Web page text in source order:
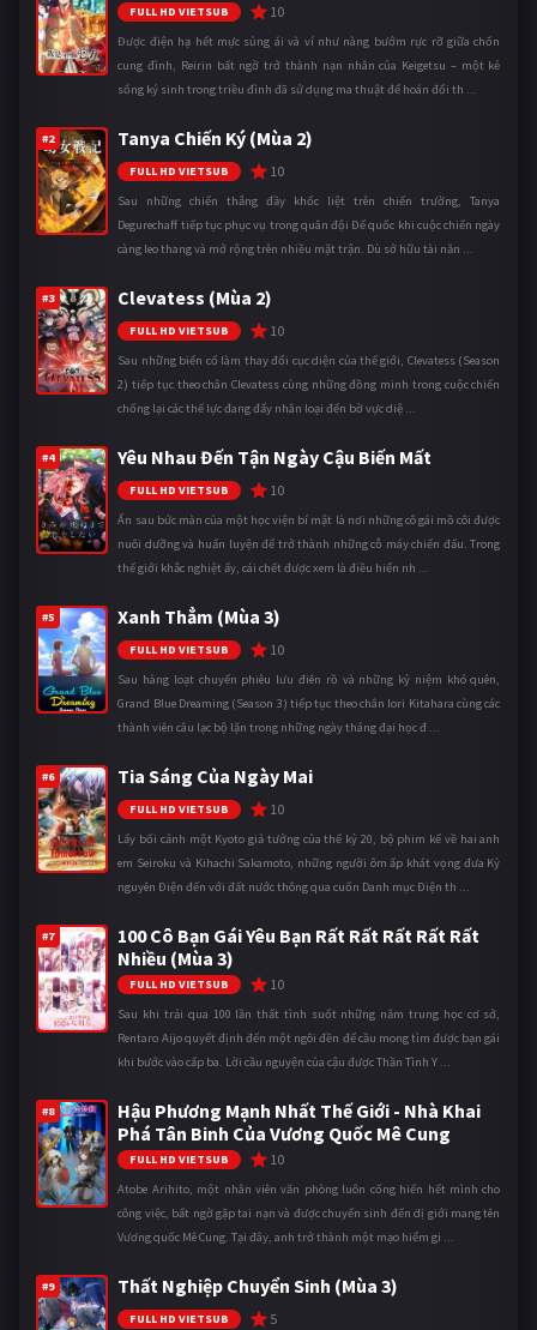
FULL HD VIETSUB 10
Được điện hạ hết mực sủng ái và ví như nàng bướm rực rỡ giữa chốn
cung đình, Reirin bất ngờ trở thành nạn nhân của Keigetsu – một kẻ
sống ký sinh trong triều đình đã sử dụng ma thuật để hoán đổi th ...
#2 Tanya Chiến Ký (Mùa 2)
FULL HD VIETSUB 10
Sau những chiến thắng đầy khốc liệt trên chiến trường, Tanya
Degurechaff tiếp tục phục vụ trong quân đội Đế quốc khi cuộc chiến ngày
càng leo thang và mở rộng trên nhiều mặt trận. Dù sở hữu tài năn ...
#3 Clevatess (Mùa 2)
FULL HD VIETSUB 10
Sau những biến cố làm thay đổi cục diện của thế giới, Clevatess (Season
2) tiếp tục theo chân Clevatess cùng những đồng minh trong cuộc chiến
chống lại các thế lực đang đẩy nhân loại đến bờ vực diệ ...
#4 Yêu Nhau Đến Tận Ngày Cậu Biến Mất
FULL HD VIETSUB 10
Ẩn sau bức màn của một học viện bí mật là nơi những cô gái mồ côi được
nuôi dưỡng và huấn luyện để trở thành những cỗ máy chiến đấu. Trong
thế giới khắc nghiệt ấy, cái chết được xem là điều hiển nh ...
#5 Xanh Thẳm (Mùa 3)
FULL HD VIETSUB 10
Sau hàng loạt chuyến phiêu lưu điên rồ và những kỷ niệm khó quên,
Grand Blue Dreaming (Season 3) tiếp tục theo chân Iori Kitahara cùng các
thành viên câu lạc bộ lặn trong những ngày tháng đại học đ ...
#6 Tia Sáng Của Ngày Mai
FULL HD VIETSUB 10
Lấy bối cảnh một Kyoto giả tưởng của thế kỷ 20, bộ phim kể về hai anh
em Seiroku và Kihachi Sakamoto, những người ôm ấp khát vọng đưa Kỷ
nguyên Điện đến với đất nước thông qua cuốn Danh mục Điện th ...
#7
100 Cô Bạn Gái Yêu Bạn Rất Rất Rất Rất Rất
Nhiều (Mùa 3)
FULL HD VIETSUB 10
Sau khi trải qua 100 lần thất tình suốt những năm trung học cơ sở,
Rentaro Aijo quyết định đến một ngôi đền để cầu mong tìm được bạn gái
khi bước vào cấp ba. Lời cầu nguyện của cậu được Thần Tình Y ...
#8
Hậu Phương Mạnh Nhất Thế Giới - Nhà Khai
Phá Tân Binh Của Vương Quốc Mê Cung
FULL HD VIETSUB 10
Atobe Arihito, một nhân viên văn phòng luôn cống hiến hết mình cho
công việc, bất ngờ gặp tai nạn và được chuyển sinh đến dị giới mang tên
Vương quốc Mê Cung. Tại đây, anh trở thành một mạo hiểm gi ...
#9 Thất Nghiệp Chuyển Sinh (Mùa 3)
FULL HD VIETSUB 5